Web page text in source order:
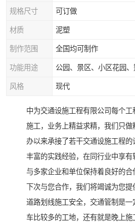
规格尺寸 可订做
材质 泥塑
制作范围 全国均可制作
功能用途
风格 现代
中为交通设施工程有限公司每个
施工，业务上精益求精，我们只做
办以来承接了若干交通设施工程的
丰富的实践经验，在同行业中享
与多家企业和单位保持着良好的合
下次与您合作，我们将竭诚为您提
道路划线施工安全，交通管制是
车比较多的工地，还有就是晚上